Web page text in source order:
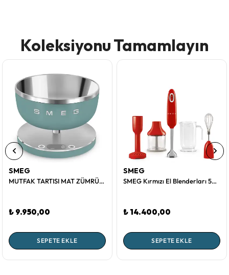
Koleksiyonu Tamamlayın
SMEG
MUTFAK TARTISI MAT ZÜMRÜT YEŞİL
₺ 9.950,00
SEPETE EKLE
SMEG
SMEG Kırmızı El Blenderları 50's Style
₺ 14.400,00
SEPETE EKLE